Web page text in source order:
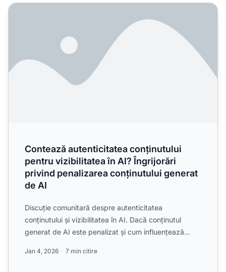
Contează autenticitatea conținutului pentru vizibilitatea
Contează autenticitatea conținutului
pentru vizibilitatea în AI? Îngrijorări
privind penalizarea conținutului generat
de AI
Discuție comunitară despre autenticitatea
conținutului și vizibilitatea în AI. Dacă conținutul
generat de AI este penalizat și cum influențează
Jan 4, 2026 7 min citire